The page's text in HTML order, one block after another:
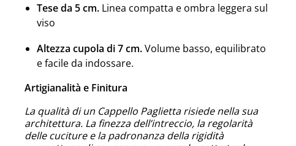
Tese da 5 cm.Linea compatta e ombra leggera sul
viso
Altezza cupola di 7 cm.Volume basso, equilibrato
e facile da indossare.
Artigianalità e Finitura
La qualità di un Cappello Paglietta risiede nella sua
architettura. La finezza dell’intreccio, la regolarità
delle cuciture e la padronanza della rigidità